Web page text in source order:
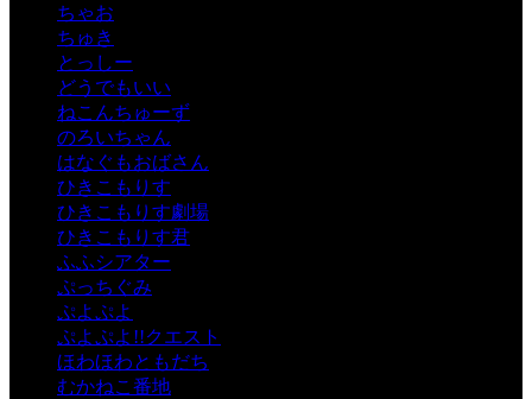
ちゃお
ちゅき
とっしー
どうでもいい
ねこんちゅーず
のろいちゃん
はなぐもおばさん
ひきこもりす
ひきこもりす劇場
ひきこもりす君
ふふシアター
ぷっちぐみ
ぷよぷよ
ぷよぷよ!!クエスト
ほわほわともだち
むかねこ番地